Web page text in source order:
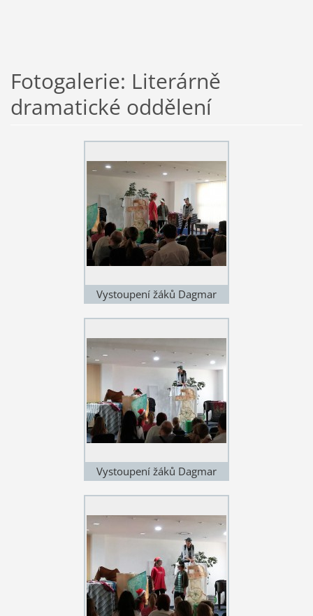
Fotogalerie: Literárně
dramatické oddělení
Vystoupení žáků Dagmar
Vystoupení žáků Dagmar